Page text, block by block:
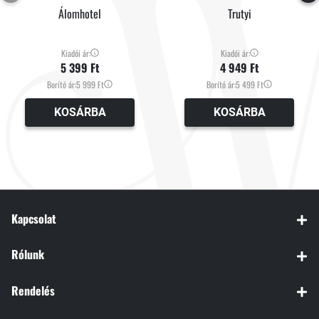
Álomhotel
Kiadói ár:
5 399 Ft
Borító ár:5 999 Ft
KOSÁRBA
Trutyi
Kiadói ár:
4 949 Ft
Borító ár:5 499 Ft
KOSÁRBA
Kapcsolat
Rólunk
Rendelés